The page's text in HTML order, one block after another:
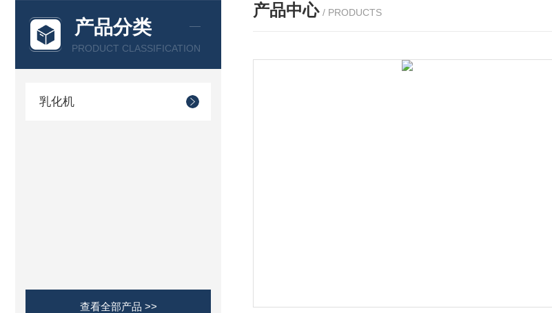
产品分类
PRODUCT CLASSIFICATION
乳化机
查看全部产品 >>
产品中心 / PRODUCTS